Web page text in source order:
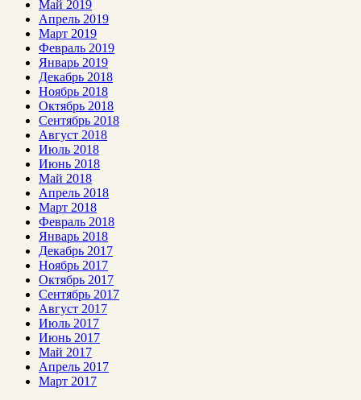
Май 2019
Апрель 2019
Март 2019
Февраль 2019
Январь 2019
Декабрь 2018
Ноябрь 2018
Октябрь 2018
Сентябрь 2018
Август 2018
Июль 2018
Июнь 2018
Май 2018
Апрель 2018
Март 2018
Февраль 2018
Январь 2018
Декабрь 2017
Ноябрь 2017
Октябрь 2017
Сентябрь 2017
Август 2017
Июль 2017
Июнь 2017
Май 2017
Апрель 2017
Март 2017